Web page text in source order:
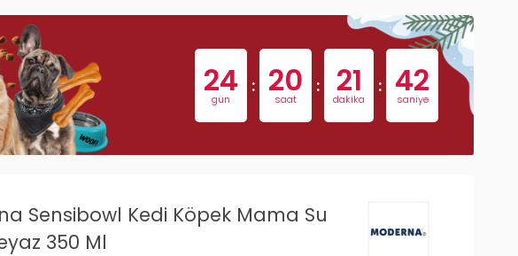
24
gün
: 20
saat
: 21
dakika
: 41
saniye
Sensibowl Kedi Köpek Mama Su
350 Ml